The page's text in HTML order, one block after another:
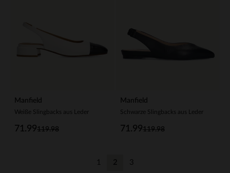
Manfield
Weiße Slingbacks aus Leder
119.98
71.99
Manfield
Schwarze Slingbacks aus Leder
119.98
71.99
1 2 3